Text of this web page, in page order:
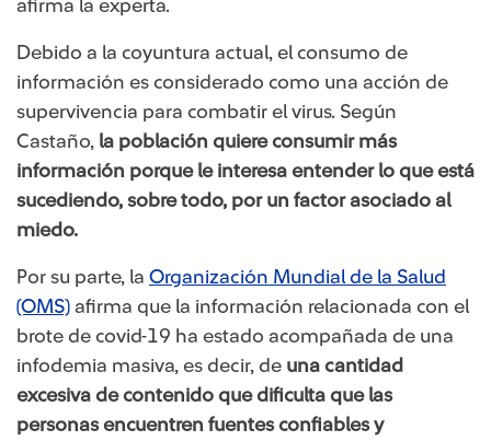
afirma la experta.
Debido a la coyuntura actual, el consumo de
información es considerado como una acción de
supervivencia para combatir el virus. Según
Castaño, la población quiere consumir más
información porque le interesa entender lo que está
sucediendo, sobre todo, por un factor asociado al
miedo.
Por su parte, la Organización Mundial de la Salud
(OMS)​ afirma que la información relacionada con el
brote de covid-19 ha estado acompañada de una
infodemia masiva, es decir, de una cantidad
excesiva de contenido quedificulta que las
personas encuentren fuentes confiables y